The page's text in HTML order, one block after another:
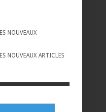
NOUVEAUX
NOUVEAUX ARTICLES